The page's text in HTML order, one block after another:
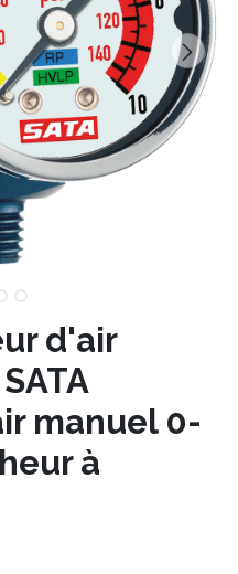
d'air
manuel 0-
à